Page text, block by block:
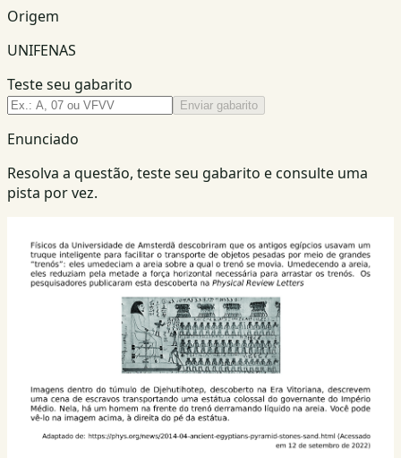
Origem
UNIFENAS
Teste seu gabarito
Enviar gabarito
Enunciado
Resolva a questão, teste seu gabarito e consulte uma
pista por vez.